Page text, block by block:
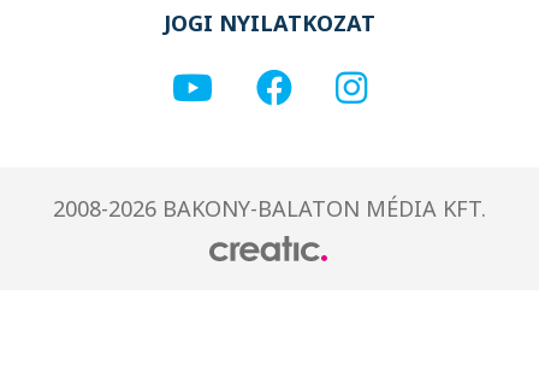
JOGI NYILATKOZAT
2008-2026 BAKONY-BALATON MÉDIA KFT.